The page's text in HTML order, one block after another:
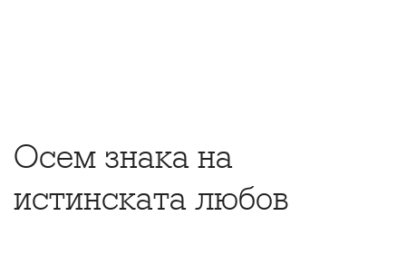
Осем знака на
истинската любов